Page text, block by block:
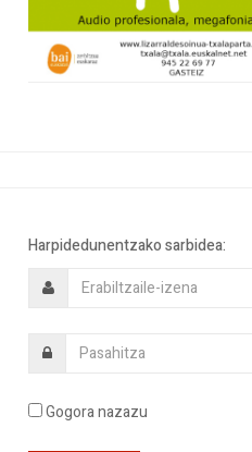
Harpidedunentzako sarbidea:
Gogora nazazu